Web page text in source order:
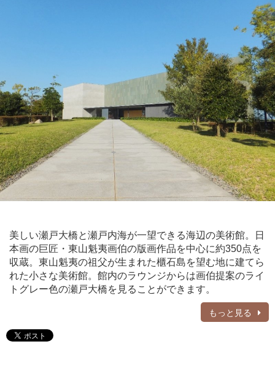
美しい瀬戸大橋と瀬戸内海が一望できる海辺の美術館。日
本画の巨匠・東山魁夷画伯の版画作品を中心に約350点を
収蔵。東山魁夷の祖父が生まれた櫃石島を望む地に建てら
れた小さな美術館。館内のラウンジからは画伯提案のライ
トグレー色の瀬戸大橋を見ることができます。
もっと見る